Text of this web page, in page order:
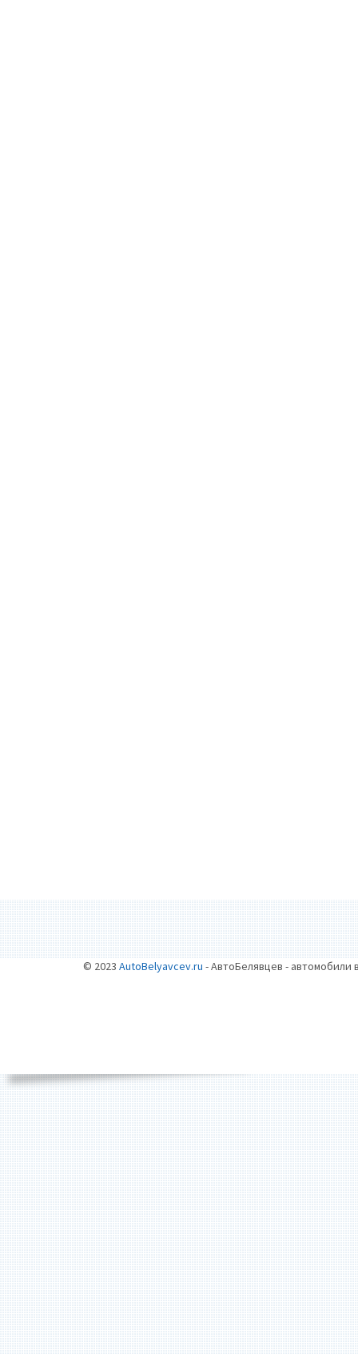
© 2023 AutoBelyavcev.ru - АвтоБелявцев - автомобили